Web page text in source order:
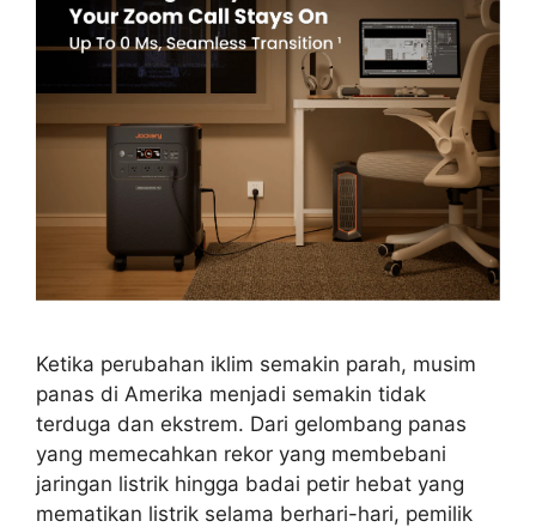
Ketika perubahan iklim semakin parah, musim
panas di Amerika menjadi semakin tidak
terduga dan ekstrem. Dari gelombang panas
yang memecahkan rekor yang membebani
jaringan listrik hingga badai petir hebat yang
mematikan listrik selama berhari-hari, pemilik